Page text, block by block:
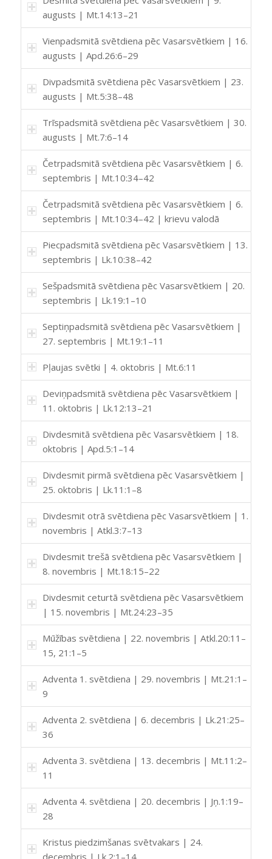
augusts | Mt.14:13–21
Vienpadsmitā svētdiena pēc Vasarsvētkiem | 16.
augusts | Apd.26:6–29
Divpadsmitā svētdiena pēc Vasarsvētkiem | 23.
augusts | Mt.5:38–48
Trīspadsmitā svētdiena pēc Vasarsvētkiem | 30.
augusts | Mt.7:6–14
Četrpadsmitā svētdiena pēc Vasarsvētkiem | 6.
septembris | Mt.10:34–42
Četrpadsmitā svētdiena pēc Vasarsvētkiem | 6.
septembris | Mt.10:34–42 | krievu valodā
Piecpadsmitā svētdiena pēc Vasarsvētkiem | 13.
septembris | Lk.10:38–42
Sešpadsmitā svētdiena pēc Vasarsvētkiem | 20.
septembris | Lk.19:1–10
Septiņpadsmitā svētdiena pēc Vasarsvētkiem |
27. septembris | Mt.19:1–11
Pļaujas svētki | 4. oktobris | Mt.6:11
Deviņpadsmitā svētdiena pēc Vasarsvētkiem |
11. oktobris | Lk.12:13–21
Divdesmitā svētdiena pēc Vasarsvētkiem | 18.
oktobris | Apd.5:1–14
Divdesmit pirmā svētdiena pēc Vasarsvētkiem |
25. oktobris | Lk.11:1–8
Divdesmit otrā svētdiena pēc Vasarsvētkiem | 1.
novembris | Atkl.3:7–13
Divdesmit trešā svētdiena pēc Vasarsvētkiem |
8. novembris | Mt.18:15–22
Divdesmit ceturtā svētdiena pēc Vasarsvētkiem
| 15. novembris | Mt.24:23–35
Mūžības svētdiena | 22. novembris | Atkl.20:11–
15, 21:1–5
Adventa 1. svētdiena | 29. novembris | Mt.21:1–
9
Adventa 2. svētdiena | 6. decembris | Lk.21:25–
36
Adventa 3. svētdiena | 13. decembris | Mt.11:2–
11
Adventa 4. svētdiena | 20. decembris | Jņ.1:19–
28
Kristus piedzimšanas svētvakars | 24.
decembris | Lk.2:1–14